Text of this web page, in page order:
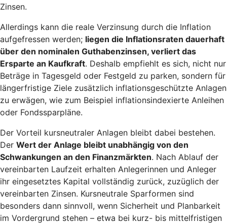
Zinsen.
Allerdings kann die reale Verzinsung durch die Inflation
aufgefressen werden; liegen die Inflationsraten dauerhaft
über den nominalen Guthabenzinsen, verliert das
Ersparte an Kaufkraft. Deshalb empfiehlt es sich, nicht nur
Beträge in Tagesgeld oder Festgeld zu parken, sondern für
längerfristige Ziele zusätzlich inflationsgeschützte Anlagen
zu erwägen, wie zum Beispiel inflationsindexierte Anleihen
oder Fondssparpläne.
Der Vorteil kursneutraler Anlagen bleibt dabei bestehen.
Der Wert der Anlage bleibt unabhängig von den
Schwankungen an den Finanzmärkten. Nach Ablauf der
vereinbarten Laufzeit erhalten Anlegerinnen und Anleger
ihr eingesetztes Kapital vollständig zurück, zuzüglich der
vereinbarten Zinsen. Kursneutrale Sparformen sind
besonders dann sinnvoll, wenn Sicherheit und Planbarkeit
im Vordergrund stehen – etwa bei kurz- bis mittelfristigen